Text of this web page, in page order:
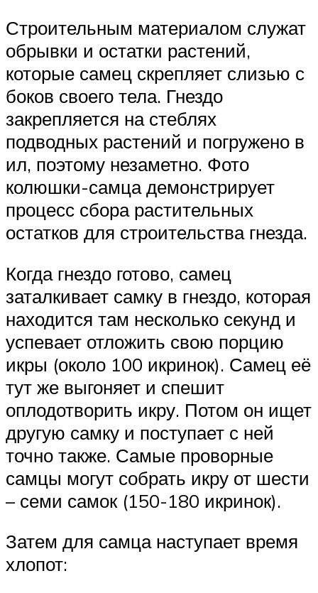
Строительным материалом служат
обрывки и остатки растений,
которые самец скрепляет слизью с
боков своего тела. Гнездо
закрепляется на стеблях
подводных растений и погружено в
ил, поэтому незаметно. Фото
колюшки-самца демонстрирует
процесс сбора растительных
остатков для строительства гнезда.
Когда гнездо готово, самец
заталкивает самку в гнездо, которая
находится там несколько секунд и
успевает отложить свою порцию
икры (около 100 икринок). Самец её
тут же выгоняет и спешит
оплодотворить икру. Потом он ищет
другую самку и поступает с ней
точно также. Самые проворные
самцы могут собрать икру от шести
– семи самок (150-180 икринок).
Затем для самца наступает время
хлопот: